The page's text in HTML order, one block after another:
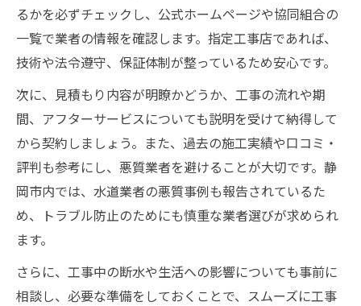
るかを必ずチェックし、公式ホームページや協同組合の
一覧で業者の情報を確認します。指定工事店であれば、
技術や法令遵守、保証体制が整っているため安心です。
次に、見積もり内容が明瞭かどうか、工事の流れや期
間、アフターサービスについても説明を受けて納得して
から契約しましょう。また、過去の施工実績や口コミ・
評判も参考にし、悪質業者を避けることが大切です。静
岡市内では、水道業者の悪質事例も報告されているた
め、トラブル防止のためにも慎重な業者選びが求められ
ます。
さらに、工事中の断水や生活への影響についても事前に
相談し、必要な準備をしておくことで、スムーズに工事